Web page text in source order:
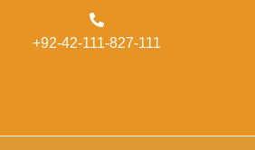
+92-42-111-827-111